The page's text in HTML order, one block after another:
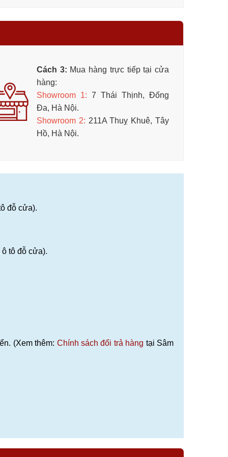
Cách 3: Mua hàng trực tiếp tại cửa
hàng:
Showroom 1: 7 Thái Thịnh, Đống
Đa, Hà Nội.
Showroom 2: 211A Thuỵ Khuê, Tây
Hồ, Hà Nội.
đỗ cửa).
tô đỗ cửa).
(Xem thêm: Chính sách đổi trả hàng tại Sâm